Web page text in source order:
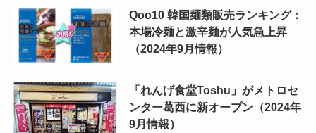
Qoo10 韓国麺類販売ランキング：
本場冷麺と激辛麺が人気急上昇
（2024年9月情報）
「れんげ食堂Toshu」がメトロセ
ンター葛西に新オープン（2024年
9月情報）